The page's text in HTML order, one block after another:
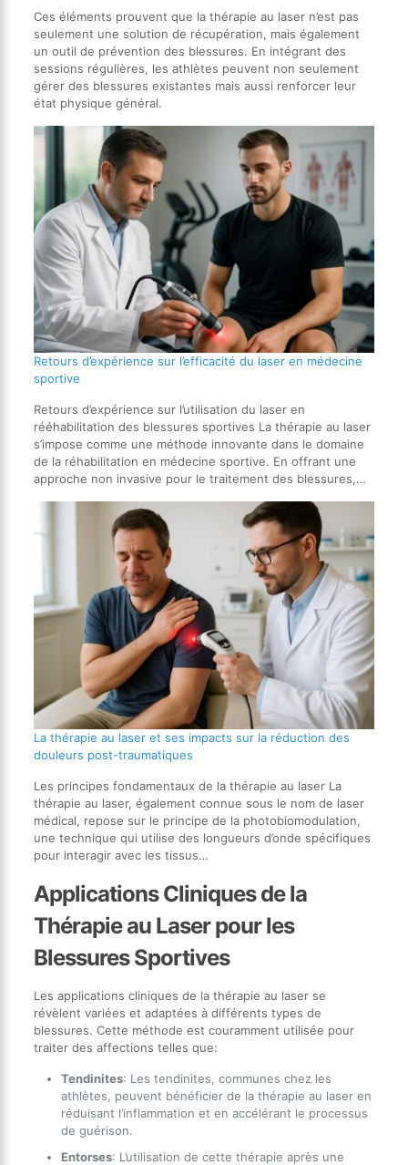
Ces éléments prouvent que la thérapie au laser n’est pas
seulement une solution de récupération, mais également
un outil de prévention des blessures. En intégrant des
sessions régulières, les athlètes peuvent non seulement
gérer des blessures existantes mais aussi renforcer leur
état physique général.
Retours d’expérience sur l’efficacité du laser en médecine
sportive
Retours d’expérience sur l’utilisation du laser en
rééhabilitation des blessures sportives La thérapie au laser
s’impose comme une méthode innovante dans le domaine
de la réhabilitation en médecine sportive. En offrant une
approche non invasive pour le traitement des blessures,…
La thérapie au laser et ses impacts sur la réduction des
douleurs post-traumatiques
Les principes fondamentaux de la thérapie au laser La
thérapie au laser, également connue sous le nom de laser
médical, repose sur le principe de la photobiomodulation,
une technique qui utilise des longueurs d’onde spécifiques
pour interagir avec les tissus…
Applications Cliniques de la
Thérapie au Laser pour les
Blessures Sportives
Les applications cliniques de la thérapie au laser se
révèlent variées et adaptées à différents types de
blessures. Cette méthode est couramment utilisée pour
traiter des affections telles que:
Tendinites: Les tendinites, communes chez les
athlètes, peuvent bénéficier de la thérapie au laser en
réduisant l’inflammation et en accélérant le processus
de guérison.
Entorses: L’utilisation de cette thérapie après une